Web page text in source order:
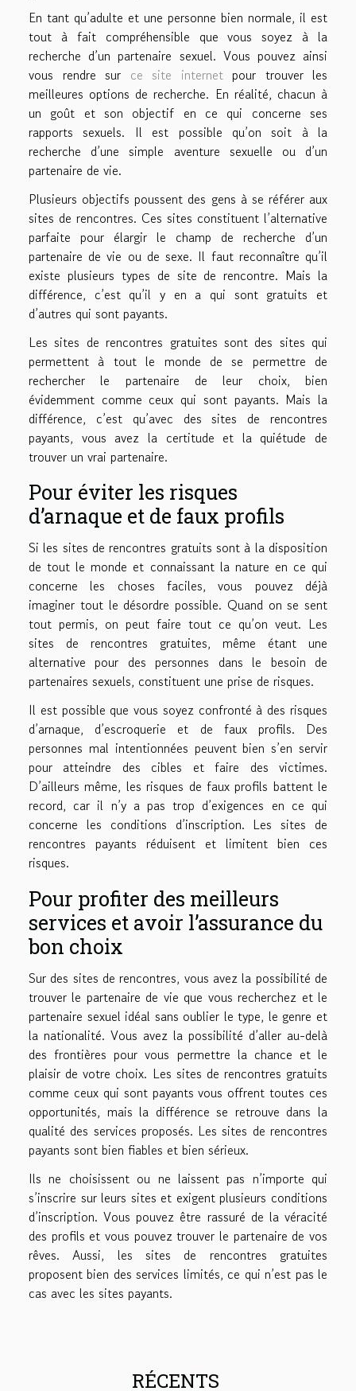
En tant qu’adulte et une personne bien normale, il est
tout à fait compréhensible que vous soyez à la
recherche d’un partenaire sexuel. Vous pouvez ainsi
vous rendre sur ce site internetpour trouver les
meilleures options de recherche. En réalité, chacun à
un goût et son objectif en ce qui concerne ses
rapports sexuels. Il est possible qu’on soit à la
recherche d’une simple aventure sexuelle ou d’un
partenaire de vie.
Plusieurs objectifs poussent des gens à se référer aux
sites de rencontres. Ces sites constituent l’alternative
parfaite pour élargir le champ de recherche d’un
partenaire de vie ou de sexe. Il faut reconnaître qu’il
existe plusieurs types de site de rencontre. Mais la
différence, c’est qu’il y en a qui sont gratuits et
d’autres qui sont payants.
Les sites de rencontres gratuites sont des sites qui
permettent à tout le monde de se permettre de
rechercher le partenaire de leur choix, bien
évidemment comme ceux qui sont payants. Mais la
différence, c’est qu’avec des sites de rencontres
payants, vous avez la certitude et la quiétude de
trouver un vrai partenaire.
Pour éviter les risques
d’arnaque et de faux profils
Si les sites de rencontres gratuits sont à la disposition
de tout le monde et connaissant la nature en ce qui
concerne les choses faciles, vous pouvez déjà
imaginer tout le désordre possible. Quand on se sent
tout permis, on peut faire tout ce qu’on veut. Les
sites de rencontres gratuites, même étant une
alternative pour des personnes dans le besoin de
partenaires sexuels, constituent une prise de risques.
Il est possible que vous soyez confronté à des risques
d’arnaque, d’escroquerie et de faux profils. Des
personnes mal intentionnées peuvent bien s’en servir
pour atteindre des cibles et faire des victimes.
D’ailleurs même, les risques de faux profils battent le
record, car il n’y a pas trop d’exigences en ce qui
concerne les conditions d’inscription. Les sites de
rencontres payants réduisent et limitent bien ces
risques.
Pour profiter des meilleurs
services et avoir l’assurance du
bon choix
Sur des sites de rencontres, vous avez la possibilité de
trouver le partenaire de vie que vous recherchez et le
partenaire sexuel idéal sans oublier le type, le genre et
la nationalité. Vous avez la possibilité d’aller au-delà
des frontières pour vous permettre la chance et le
plaisir de votre choix. Les sites de rencontres gratuits
comme ceux qui sont payants vous offrent toutes ces
opportunités, mais la différence se retrouve dans la
qualité des services proposés. Les sites de rencontres
payants sont bien fiables et bien sérieux.
Ils ne choisissent ou ne laissent pas n’importe qui
s’inscrire sur leurs sites et exigent plusieurs conditions
d’inscription. Vous pouvez être rassuré de la véracité
des profils et vous pouvez trouver le partenaire de vos
rêves. Aussi, les sites de rencontres gratuites
proposent bien des services limités, ce qui n’est pas le
cas avec les sites payants.
RÉCENTS